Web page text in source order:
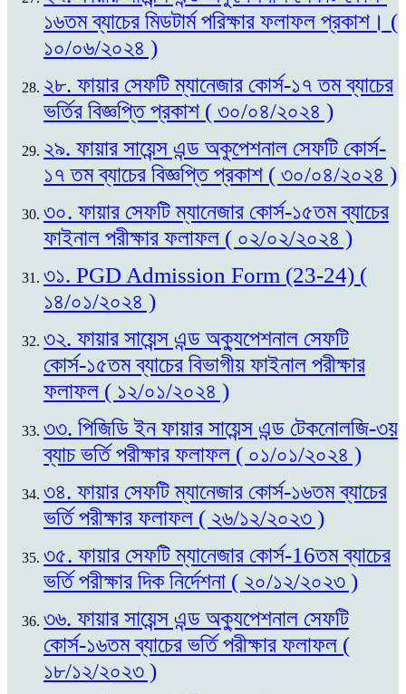
১৬তম ব্যাচের মিডটার্ম পরিক্ষার ফলাফল প্রকাশ। (
১০/০৬/২০২৪ )
২৮. ফায়ার সেফটি ম্যানেজার কোর্স-১৭ তম ব্যাচের
ভর্তির বিজ্ঞপ্তি প্রকাশ ( ৩০/০৪/২০২৪ )
২৯. ফায়ার সায়েন্স এন্ড অকুপেশনাল সেফটি কোর্স-
১৭ তম ব্যাচের বিজ্ঞপ্তি প্রকাশ ( ৩০/০৪/২০২৪ )
৩০. ফায়ার সেফটি ম্যানেজার কোর্স-১৫তম ব্যাচের
ফাইনাল পরীক্ষার ফলাফল ( ০২/০২/২০২৪ )
৩১. PGD Admission Form (23-24) (
১৪/০১/২০২৪ )
৩২. ফায়ার সায়েন্স এন্ড অক্যুপেশনাল সেফটি
কোর্স-১৫তম ব্যাচের বিভাগীয় ফাইনাল পরীক্ষার
ফলাফল ( ১২/০১/২০২৪ )
৩৩. পিজিডি ইন ফায়ার সায়েন্স এন্ড টেকনোলজি-৩য়
ব্যাচ ভর্তি পরীক্ষার ফলাফল ( ০১/০১/২০২৪ )
৩৪. ফায়ার সেফটি ম্যানেজার কোর্স-১৬তম ব্যাচের
ভর্তি পরীক্ষার ফলাফল ( ২৬/১২/২০২৩ )
৩৫. ফায়ার সেফটি ম্যানেজার কোর্স-16তম ব্যাচের
ভর্তি পরীক্ষার দিক নির্দেশনা ( ২০/১২/২০২৩ )
৩৬. ফায়ার সায়েন্স এন্ড অক্যুপেশনাল সেফটি
কোর্স-১৬তম ব্যাচের ভর্তি পরীক্ষার ফলাফল (
১৮/১২/২০২৩ )